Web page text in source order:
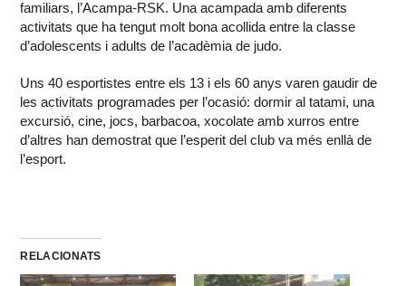
familiars, l’Acampa-RSK. Una acampada amb diferents
activitats que ha tengut molt bona acollida entre la classe
d’adolescents i adults de l’acadèmia de judo.
Uns 40 esportistes entre els 13 i els 60 anys varen gaudir de
les activitats programades per l’ocasió: dormir al tatami, una
excursió, cine, jocs, barbacoa, xocolate amb xurros entre
d’altres han demostrat que l’esperit del club va més enllà de
l’esport.
RELACIONATS